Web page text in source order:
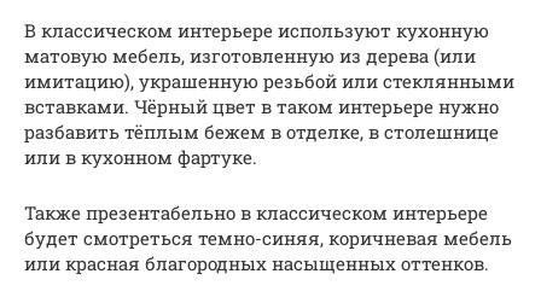
В классическом интерьере используют кухонную
матовую мебель, изготовленную из дерева (или
имитацию), украшенную резьбой или стеклянными
вставками. Чёрный цвет в таком интерьере нужно
разбавить тёплым бежем в отделке, в столешнице
или в кухонном фартуке.
Также презентабельно в классическом интерьере
будет смотреться темно-синяя, коричневая мебель
или красная благородных насыщенных оттенков.